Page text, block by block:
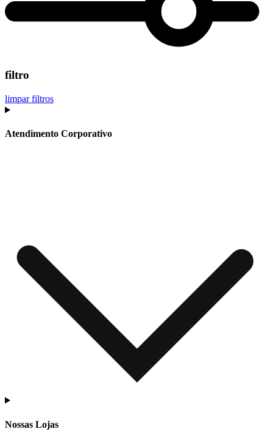
filtro
limpar filtros
Atendimento Corporativo
Nossas Lojas